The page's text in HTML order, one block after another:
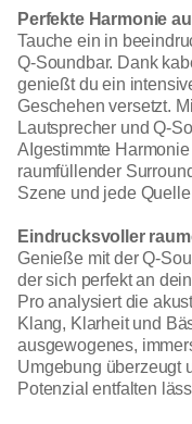
Perfekte Harmonie
Tauche ein in
Q-Soundbar. Dank
genießt du ein
Geschehen versetzt.
Lautsprecher und Q-
AIgestimmte
raumfüllender
Szene und jede
Eindrucksvoller
Genieße mit der Q-
der sich perfekt an
Pro analysiert die
Klang, Klarheit und
ausgewogenes,
Umgebung überzeugt
Potenzial entfalten